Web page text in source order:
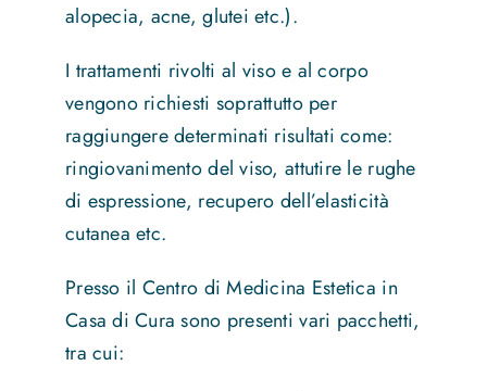
alopecia, acne, glutei etc.).
I trattamenti rivolti al viso e al corpo
vengono richiesti soprattutto per
raggiungere determinati risultati come:
ringiovanimento del viso, attutire le rughe
di espressione, recupero dell’elasticità
cutanea etc.
Presso il Centro di Medicina Estetica in
Casa di Cura sono presenti vari pacchetti,
tra cui: